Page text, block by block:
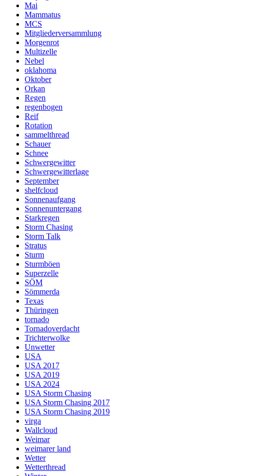
Mai
Mammatus
MCS
Mitgliederversammlung
Morgenrot
Multizelle
Nebel
oklahoma
Oktober
Orkan
Regen
regenbogen
Reif
Rotation
sammelthread
Schauer
Schnee
Schwergewitter
Schwergewitterlage
September
shelfcloud
Sonnenaufgang
Sonnenuntergang
Starkregen
Storm Chasing
Storm Talk
Stratus
Sturm
Sturmböen
Superzelle
SÖM
Sömmerda
Texas
Thüringen
tornado
Tornadoverdacht
Trichterwolke
Unwetter
USA
USA 2017
USA 2019
USA 2024
USA Storm Chasing
USA Storm Chasing 2017
USA Storm Chasing 2019
virga
Wallcloud
Weimar
weimarer land
Wetter
Wetterthread